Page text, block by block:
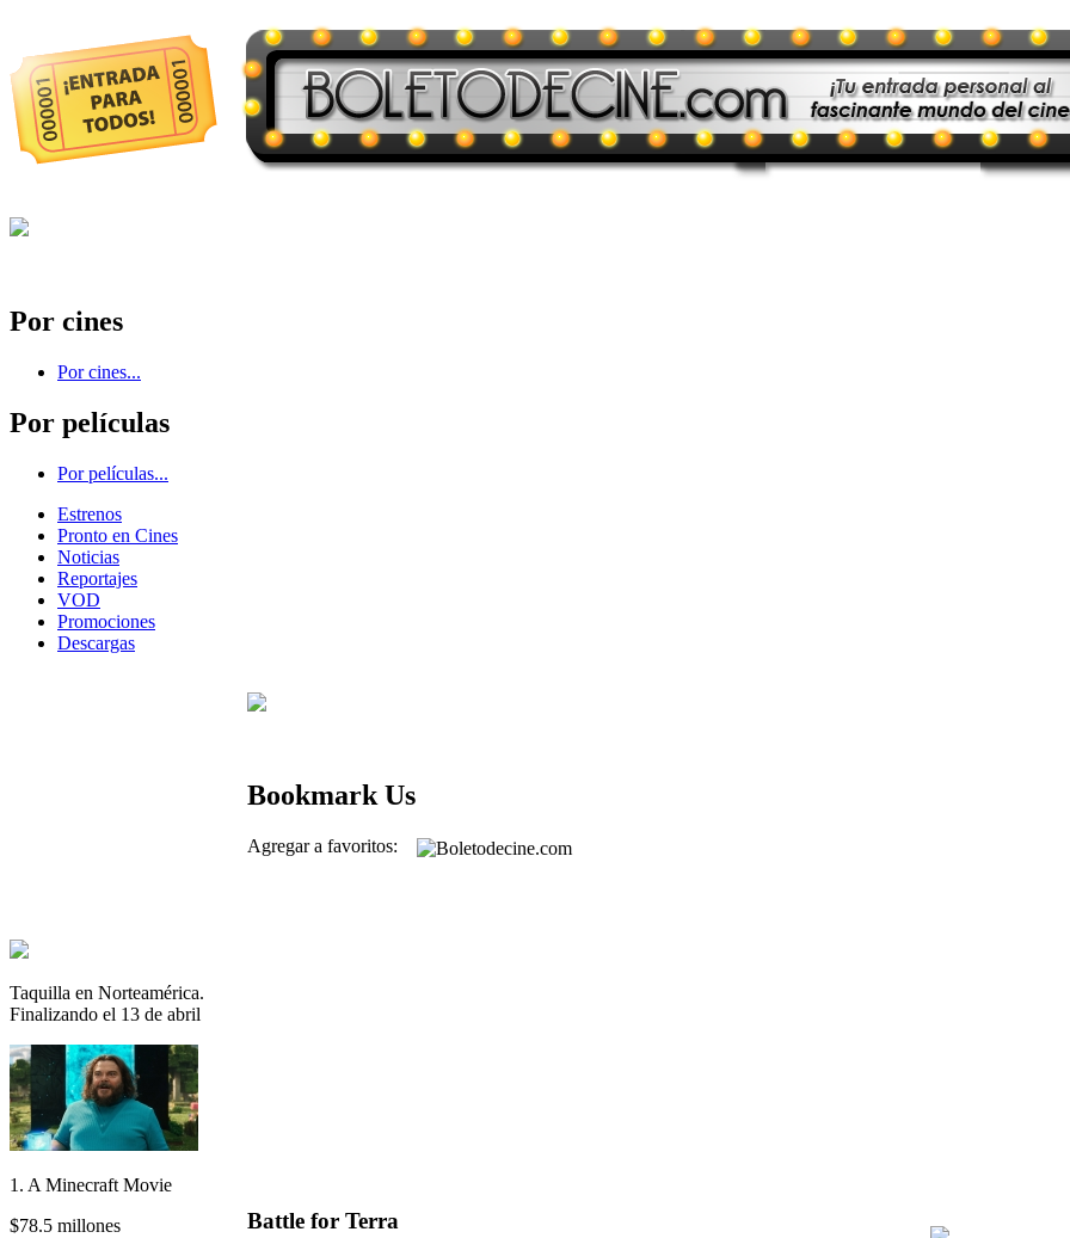
Por cines
Por cines...
Por películas
Por películas...
Estrenos
Pronto en Cines
Noticias
Reportajes
VOD
Promociones
Descargas
Taquilla en Norteamérica.
Finalizando el 13 de abril
1. A Minecraft Movie
$78.5 millones
Bookmark Us
Agregar a favoritos:
Battle for Terra